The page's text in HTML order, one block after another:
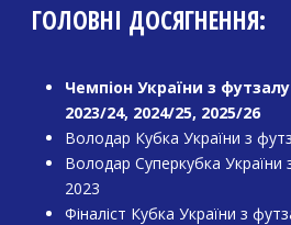
ГОЛОВНІ ДОСЯГНЕННЯ:
Чемпіон України з
2023/24, 2024/25, 2025/26
Володар Кубка України з
Володар Суперкубка України
2023
Фіналіст Кубка України з